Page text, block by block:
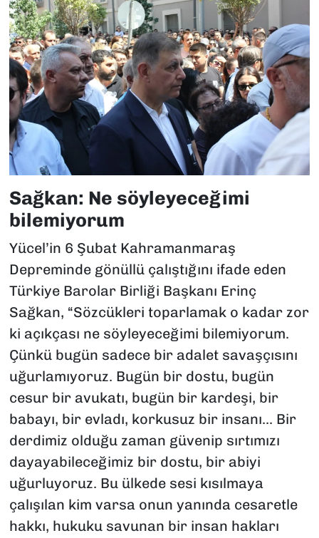
Sağkan: Ne söyleyeceğimi
bilemiyorum
Yücel’in 6 Şubat Kahramanmaraş
Depreminde gönüllü çalıştığını ifade eden
Türkiye Barolar Birliği Başkanı Erinç
Sağkan, “Sözcükleri toparlamak o kadar zor
ki açıkçası ne söyleyeceğimi bilemiyorum.
Çünkü bugün sadece bir adalet savaşçısını
uğurlamıyoruz. Bugün bir dostu, bugün
cesur bir avukatı, bugün bir kardeşi, bir
babayı, bir evladı, korkusuz bir insanı... Bir
derdimiz olduğu zaman güvenip sırtımızı
dayayabileceğimiz bir dostu, bir abiyi
uğurluyoruz. Bu ülkede sesi kısılmaya
çalışılan kim varsa onun yanında cesaretle
hakkı, hukuku savunan bir insan hakları